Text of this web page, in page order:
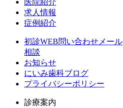
医院紹介
求人情報
症例紹介
初診WEB問い合わせメール
相談
お知らせ
にいみ歯科ブログ
プライバシーポリシー
診療案内